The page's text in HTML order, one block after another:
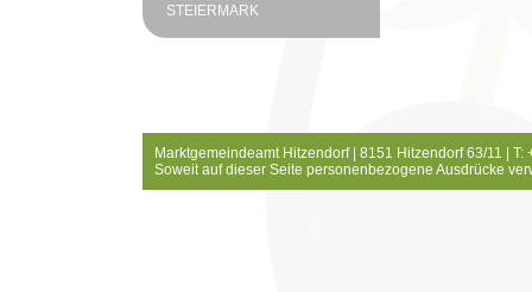
STEIERMARK
Marktgemeindeamt Hitzendorf | 8151 Hitzendorf 63/11 |
Soweit auf dieser Seite personenbezogene Ausdrücke